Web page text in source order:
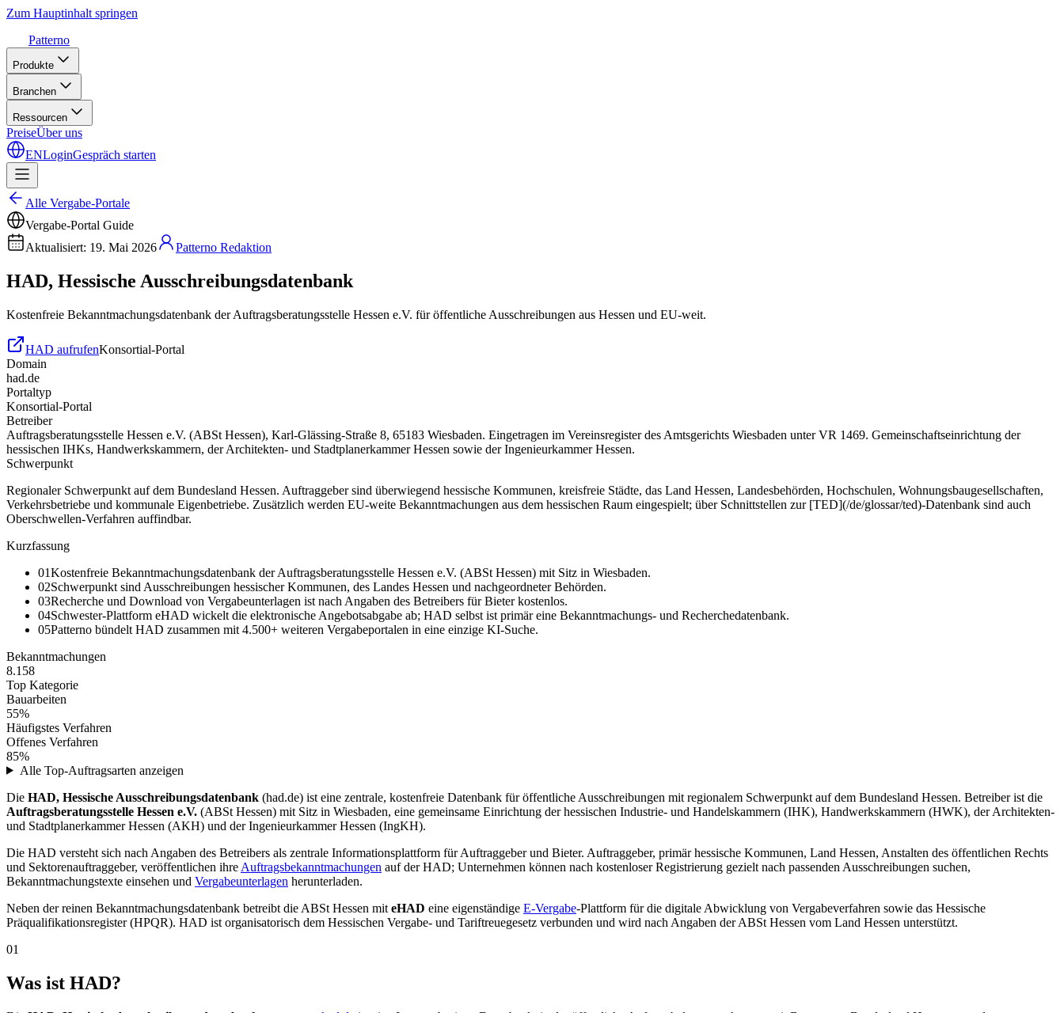
Zum Hauptinhalt springen
Patterno
Produkte
Branchen
Ressourcen
PreiseÜber uns
ENLoginGespräch starten
Alle Vergabe-Portale
Vergabe-Portal Guide
Aktualisiert: 19. Mai 2026 Patterno Redaktion
HAD, Hessische Ausschreibungsdatenbank
Kostenfreie Bekanntmachungsdatenbank der Auftragsberatungsstelle Hessen e.V. für öffentliche Ausschreibungen aus Hessen und EU-weit.
HAD aufrufenKonsortial-Portal
Domain
had.de
Portaltyp
Konsortial-Portal
Betreiber
Auftragsberatungsstelle Hessen e.V. (ABSt Hessen), Karl-Glässing-Straße 8, 65183 Wiesbaden. Eingetragen im Vereinsregister des Amtsgerichts Wiesbaden unter VR 1469. Gemeinschaftseinrichtung der
hessischen IHKs, Handwerkskammern, der Architekten- und Stadtplanerkammer Hessen sowie der Ingenieurkammer Hessen.
Schwerpunkt
Regionaler Schwerpunkt auf dem Bundesland Hessen. Auftraggeber sind überwiegend hessische Kommunen, kreisfreie Städte, das Land Hessen, Landesbehörden, Hochschulen, Wohnungsbaugesellschaften,
Verkehrsbetriebe und kommunale Eigenbetriebe. Zusätzlich werden EU-weite Bekanntmachungen aus dem hessischen Raum eingespielt; über Schnittstellen zur [TED](/de/glossar/ted)-Datenbank sind auch
Oberschwellen-Verfahren auffindbar.
Kurzfassung
01Kostenfreie Bekanntmachungsdatenbank der Auftragsberatungsstelle Hessen e.V. (ABSt Hessen) mit Sitz in Wiesbaden.
02Schwerpunkt sind Ausschreibungen hessischer Kommunen, des Landes Hessen und nachgeordneter Behörden.
03Recherche und Download von Vergabeunterlagen ist nach Angaben des Betreibers für Bieter kostenlos.
04Schwester-Plattform eHAD wickelt die elektronische Angebotsabgabe ab; HAD selbst ist primär eine Bekanntmachungs- und Recherchedatenbank.
05Patterno bündelt HAD zusammen mit 4.500+ weiteren Vergabeportalen in eine einzige KI-Suche.
Bekanntmachungen
8.158
Top Kategorie
Bauarbeiten
55%
Häufigstes Verfahren
Offenes Verfahren
85%
Alle Top-Auftragsarten anzeigen
Die HAD, Hessische Ausschreibungsdatenbank (had.de) ist eine zentrale, kostenfreie Datenbank für öffentliche Ausschreibungen mit regionalem Schwerpunkt auf dem Bundesland Hessen. Betreiber ist die
Auftragsberatungsstelle Hessen e.V. (ABSt Hessen) mit Sitz in Wiesbaden, eine gemeinsame Einrichtung der hessischen Industrie- und Handelskammern (IHK), Handwerkskammern (HWK), der Architekten-
und Stadtplanerkammer Hessen (AKH) und der Ingenieurkammer Hessen (IngKH).
Die HAD versteht sich nach Angaben des Betreibers als zentrale Informationsplattform für Auftraggeber und Bieter. Auftraggeber, primär hessische Kommunen, Land Hessen, Anstalten des öffentlichen Rechts
und Sektorenauftraggeber, veröffentlichen ihre Auftragsbekanntmachungen auf der HAD; Unternehmen können nach kostenloser Registrierung gezielt nach passenden Ausschreibungen suchen,
Bekanntmachungstexte einsehen und Vergabeunterlagen herunterladen.
Neben der reinen Bekanntmachungsdatenbank betreibt die ABSt Hessen mit eHAD eine eigenständige E-Vergabe-Plattform für die digitale Abwicklung von Vergabeverfahren sowie das Hessische
Präqualifikationsregister (HPQR). HAD ist organisatorisch dem Hessischen Vergabe- und Tariftreuegesetz verbunden und wird nach Angaben der ABSt Hessen vom Land Hessen unterstützt.
01
Was ist HAD?